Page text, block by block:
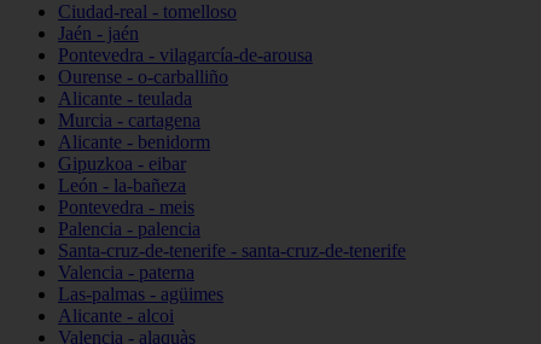
Ciudad-real - tomelloso
Jaén - jaén
Pontevedra - vilagarcía-de-arousa
Ourense - o-carballiño
Alicante - teulada
Murcia - cartagena
Alicante - benidorm
Gipuzkoa - eibar
León - la-bañeza
Pontevedra - meis
Palencia - palencia
Santa-cruz-de-tenerife - santa-cruz-de-tenerife
Valencia - paterna
Las-palmas - agüimes
Alicante - alcoi
Valencia - alaquàs